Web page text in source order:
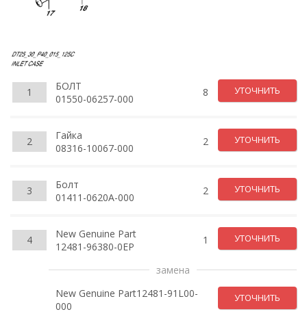
1
БОЛТ
01550-06257-000
8 УТОЧНИТЬ
2
Гайка
08316-10067-000
2 УТОЧНИТЬ
3
Болт
01411-0620A-000
2 УТОЧНИТЬ
4
New Genuine Part
12481-96380-0EP
1 УТОЧНИТЬ
замена
New Genuine Part12481-91L00-
000
УТОЧНИТЬ